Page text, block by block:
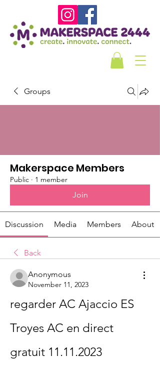
Groups
Makerspace Members
Public · 1 member
Join
Discussion Media Members About
Back
Anonymous
November 11, 2023
regarder AC Ajaccio ES
Troyes AC en direct
gratuit 11.11.2023